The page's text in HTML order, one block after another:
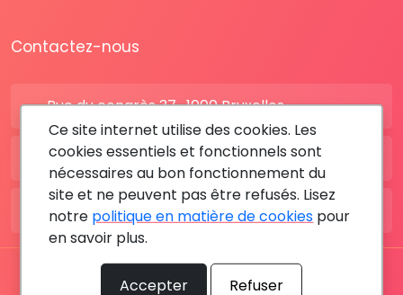
Contactez-nous
Rue du congrès 37 , 1000 Bruxelles
BE: +32 28080227
FR: +33 183642895
Tous les droits sont réservés © 2026 RDV MÉDICAL By
Ce site internet utilise des cookies. Les
cookies essentiels et fonctionnels sont
nécessaires au bon fonctionnement du
site et ne peuvent pas être refusés. Lisez
notre politique en matière de cookies pour
en savoir plus.
Accepter Refuser